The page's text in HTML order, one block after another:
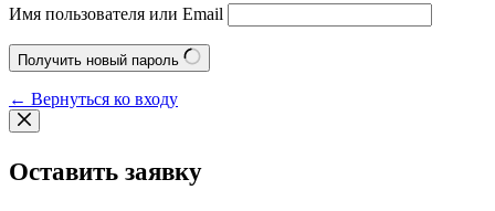
Имя пользователя или Email
Получить новый пароль
← Вернуться ко входу
Оставить заявку